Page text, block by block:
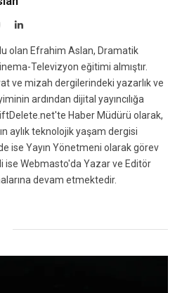
InstagramLinkedIn
olan Efrahim Aslan, Dramatik
Televizyon eğitimi almıştır.
ve mizah dergilerindeki yazarlık ve
ardından dijital yayıncılığa
Haber Müdürü olarak,
aylık teknolojik yaşam dergisi
ise Yayın Yönetmeni olarak görev
ise Webmasto'da Yazar ve Editör
devam etmektedir.